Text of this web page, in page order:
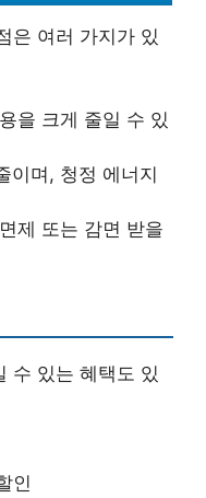
은 여러 가지가 있
을 크게 줄일 수 있
이며, 청정 에너지
제 또는 감면 받을
수 있는 혜택도 있
인